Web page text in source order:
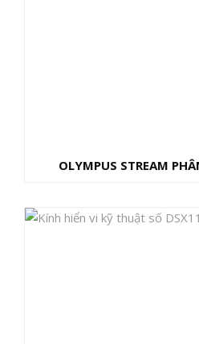
OLYMPUS STREAM